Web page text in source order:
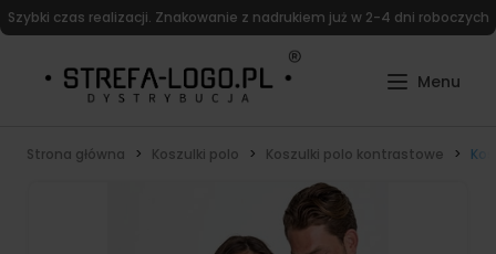
Szybki czas realizacji. Znakowanie z nadrukiem już w 2-4 dni roboczych
Strona główna Koszulki polo Koszulki polo kontrastowe